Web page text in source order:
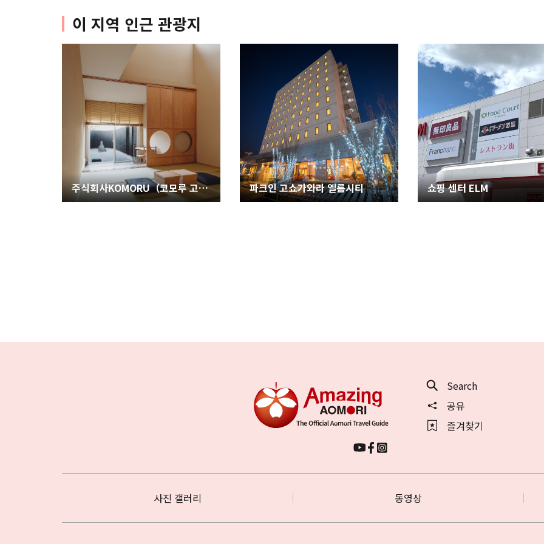
이 지역 인근 관광지
주식회사KOMORU（코모루 고쇼가와라） 파크인 고쇼가와라 엘름시티 쇼핑 센터 ELM
Search
공유
즐겨찾기
사진 갤러리 동영상